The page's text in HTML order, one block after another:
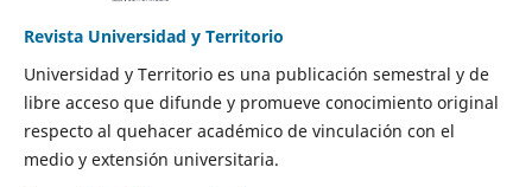
Revista Universidad y Territorio
Universidad y Territorio es una publicación semestral y de
libre acceso que difunde y promueve conocimiento original
respecto al quehacer académico de vinculación con el
medio y extensión universitaria.